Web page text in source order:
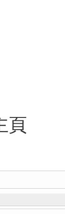
頁